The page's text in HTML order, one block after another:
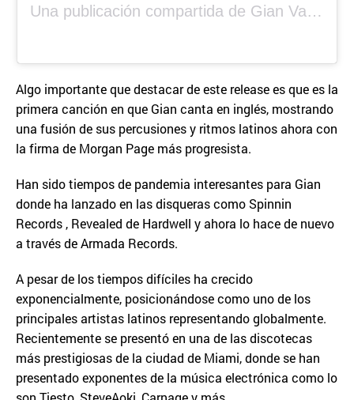
Una publicación compartida de Gian Varela (@gianvarela)
Algo importante que destacar de este release es que es la
primera canción en que Gian canta en inglés, mostrando
una fusión de sus percusiones y ritmos latinos ahora con
la firma de Morgan Page más progresista.
Han sido tiempos de pandemia interesantes para Gian
donde ha lanzado en las disqueras como Spinnin
Records , Revealed de Hardwell y ahora lo hace de nuevo
a través de Armada Records.
A pesar de los tiempos difíciles ha crecido
exponencialmente, posicionándose como uno de los
principales artistas latinos representando globalmente.
Recientemente se presentó en una de las discotecas
más prestigiosas de la ciudad de Miami, donde se han
presentado exponentes de la música electrónica como lo